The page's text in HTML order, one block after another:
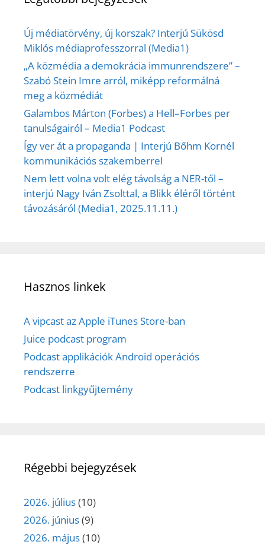
Új médiatörvény, új korszak? Interjú Sükösd
Miklós médiaprofesszorral (Media1)
„A közmédia a demokrácia immunrendszere” –
Szabó Stein Imre arról, miképp reformálná
meg a közmédiát
Galambos Márton (Forbes) a Hell–Forbes per
tanulságairól – Media1 Podcast
Így ver át a propaganda | Interjú Bőhm Kornél
kommunikációs szakemberrel
Nem lett volna volt elég távolság a NER-től –
interjú Nagy Iván Zsolttal, a Blikk éléről történt
távozásáról (Media1, 2025.11.11.)
Hasznos linkek
A vipcast az Apple iTunes Store-ban
Juice podcast program
Podcast applikációk Android operációs
rendszerre
Podcast linkgyűjtemény
Régebbi bejegyzések
2026. július(10)
2026. június(9)
2026. május(10)